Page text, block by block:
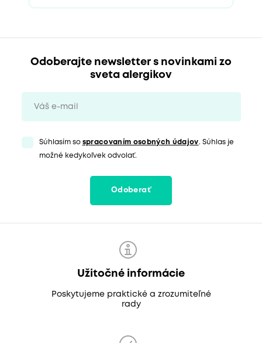
Odoberajte newsletter s novinkami zo
sveta alergikov
Súhlasím so spracovaním osobných údajov. Súhlas je
možné kedykoľvek odvolať.
Odoberať
Užitočné informácie
Poskytujeme praktické a zrozumiteľné
rady